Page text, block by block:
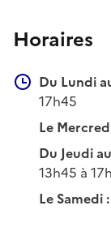
Horaires
Du Lundi
17h45
Le
Du Jeudi
13h45 à
Le Samedi :